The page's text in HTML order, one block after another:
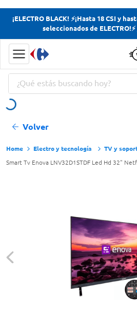
¡ELECTRO BLACK! ⚡¡Hasta 18 CSI y
seleccionados de ELECTRO!⚡
¿Qué estás buscando hoy?
Volver
Electro y tecnología TV y
Smart Tv Enova LNV32D1STDF Led Hd 32"
Términos más
Yerba
Cerveza
Doves
Términos más
Cerveza
Doves
Jabon Tocador